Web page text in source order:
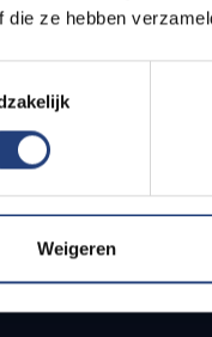
die ze hebben
Weigeren